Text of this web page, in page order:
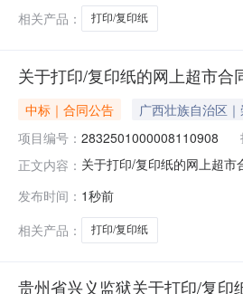
相关产品：
打印/复印纸
关于打印/复印纸的网上超市合
中标｜合同公告 广西壮族自治区
项目编号： 2832501000008110908
正文内容： 关于打印/复印纸的网上超
A470g箱240.00276480服
发布时间： 1秒前
相关产品：
打印/复印纸
贵州省兴义监狱关于打印/复